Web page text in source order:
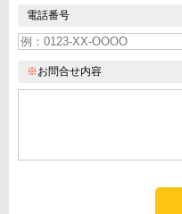
電話番号
※お問合せ内容